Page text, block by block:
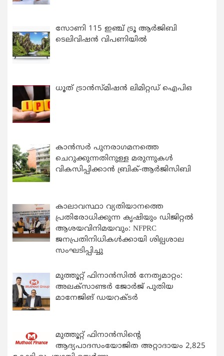
സോണി 115 ഇഞ്ച് ട്രൂ ആർജിബി
ടെലിവിഷൻ വിപണിയിൽ
ധൂത് ട്രാൻസ്മിഷൻ ലിമിറ്റഡ് ഐപിഒ
കാന്‍സര്‍ പുനരാഗമനത്തെ
ചെറുക്കുന്നതിനുള്ള മരുന്നുകള്‍
വികസിപ്പിക്കാന്‍ ബ്രിക്-ആര്‍ജിസിബി
കാലാവസ്ഥാ വ്യതിയാനത്തെ
പ്രതിരോധിക്കുന്ന കൃഷിയും ഡിജിറ്റൽ
ആശയവിനിമയവും: NFPRC
ജനപ്രതിനിധികൾക്കായി ശില്പശാല
സംഘടിപ്പിച്ചു
മുത്തൂറ്റ് ഫിനാൻസിൽ നേതൃമാറ്റം:
അലക്സാണ്ടർ ജോർജ് പുതിയ
മാനേജിങ് ഡയറക്ടർ
മുത്തൂറ്റ് ഫിനാൻസിന്റെ
ആദ്യപാദസംയോജിത അറ്റാദായം 2,825